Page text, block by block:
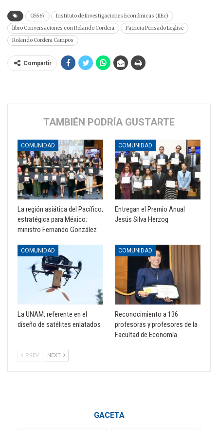
G5567
Instituto de Investigaciones Económicas (IIEc)
libro Conversaciones con Rolando Cordera
Patricia Pensado Leglise
Rolando Cordera Campos
Compartir
TAMBIÉN PODRÍA GUSTARTE
COMUNIDAD
La región asiática del Pacífico,
estratégica para México:
ministro Fernando González
COMUNIDAD
Entregan el Premio Anual
Jesús Silva Herzog
COMUNIDAD
La UNAM, referente en el
diseño de satélites enlatados
COMUNIDAD
Reconocimiento a 136
profesoras y profesores de la
Facultad de Economía
PREV NEXT
GACETA